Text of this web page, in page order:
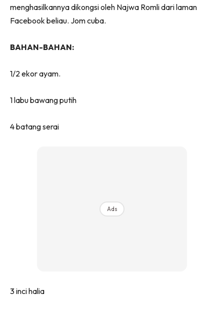
menghasilkannya dikongsi oleh Najwa Romli dari laman
Facebook beliau. Jom cuba.
BAHAN-BAHAN:
1/2 ekor ayam.
1 labu bawang putih
4 batang serai
Ads
3 inci halia